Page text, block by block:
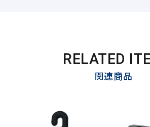
RELATED
関連商品